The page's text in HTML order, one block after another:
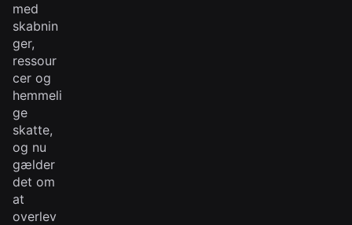
med
skabnin
ger,
ressour
cer og
hemmeli
ge
skatte,
og nu
gælder
det om
at
overlev